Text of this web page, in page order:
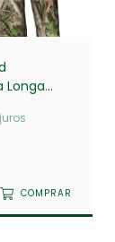
Longa
COMPRAR